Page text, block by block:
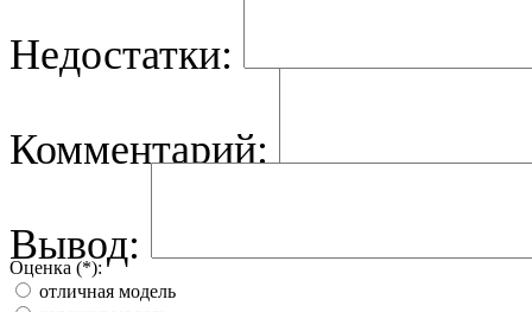
Недостатки:
Комментарий:
Вывод:
Оценка (*):
отличная модель